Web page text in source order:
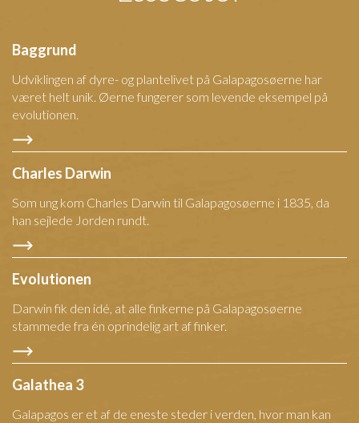
Baggrund
Udviklingen af dyre- og plantelivet på Galapagosøerne har
været helt unik. Øerne fungerer som levende eksempel på
evolutionen.
Charles Darwin
Som ung kom Charles Darwin til Galapagosøerne i 1835, da
han sejlede Jorden rundt.
Evolutionen
Darwin fik den idé, at alle finkerne på Galapagosøerne
stammede fra én oprindelig art af finker.
Galathea 3
Galapagos er et af de eneste steder i verden, hvor man kan